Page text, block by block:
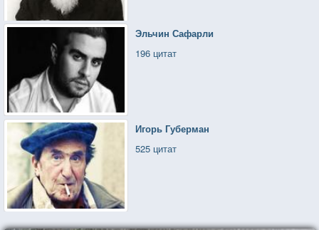
Эльчин Сафарли
196 цитат
Игорь Губерман
525 цитат